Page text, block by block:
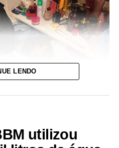
deflagrou, nesta quinta-
LENDO
utilizou